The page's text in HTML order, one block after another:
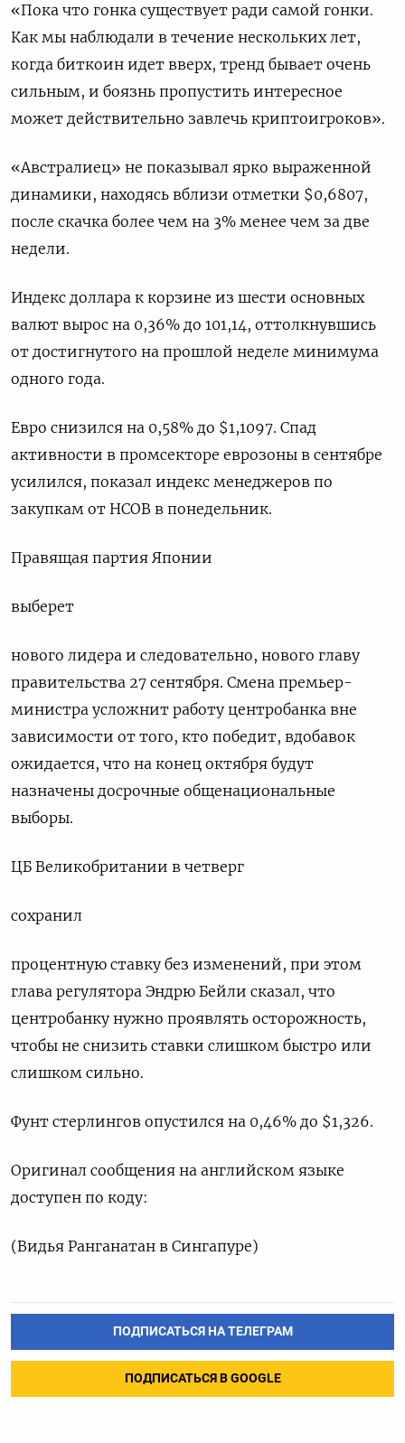
«Пока что гонка существует ради самой гонки.
Как мы наблюдали в течение нескольких лет,
когда биткоин идет вверх, тренд бывает очень
сильным, и боязнь пропустить интересное
может действительно завлечь криптоигроков».
«Австралиец» не показывал ярко выраженной
динамики, находясь вблизи отметки $0,6807​,
после скачка более чем на 3% менее чем за две
недели.
Индекс доллара к корзине из шести основных
валют вырос на 0,36% до 101,14​, оттолкнувшись
от достигнутого на прошлой неделе минимума
одного года.
Евро снизился на 0,58% до $1,1097​. Спад
активности в промсекторе еврозоны в сентябре
усилился, показал индекс менеджеров по
закупкам от HCOB в понедельник.
Правящая партия Японии
выберет
нового лидера и следовательно, нового главу
правительства 27 сентября. Смена премьер-
министра усложнит работу центробанка вне
зависимости от того, кто победит, вдобавок
ожидается, что на конец октября будут
назначены досрочные общенациональные
выборы.
ЦБ Великобритании в четверг
сохранил
процентную ставку без изменений, при этом
глава регулятора Эндрю Бейли сказал, что
центробанку нужно проявлять осторожность,
чтобы не снизить ставки слишком быстро или
слишком сильно.
Фунт стерлингов опустился на 0,46% до $1,326​.
Оригинал сообщения на английском языке
доступен по коду:
(Видья Ранганатан в Сингапуре)
ПОДПИСАТЬСЯ НА ТЕЛЕГРАМ
ПОДПИСАТЬСЯ В GOOGLE